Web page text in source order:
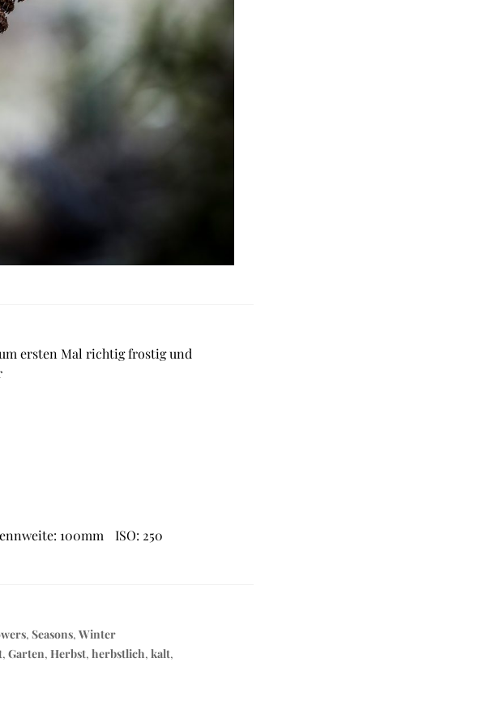
ersten Mal richtig frostig und
100mm
ISO: 250
, Seasons, Winter
, Garten, Herbst, herbstlich, kalt,